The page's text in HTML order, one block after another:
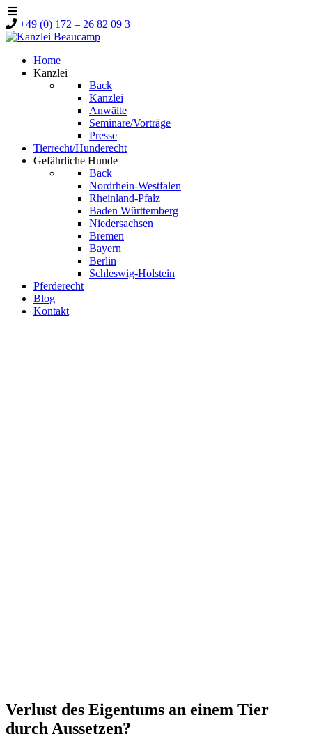
+49 (0) 172 – 26 82 09 3
Home
Kanzlei
Back
Kanzlei
Anwälte
Seminare/Vorträge
Presse
Tierrecht/Hunderecht
Gefährliche Hunde
Back
Nordrhein-Westfalen
Rheinland-Pfalz
Baden Württemberg
Niedersachsen
Bremen
Bayern
Berlin
Schleswig-Holstein
Pferderecht
Blog
Kontakt
Verlust des Eigentums an einem Tier
durch Aussetzen?